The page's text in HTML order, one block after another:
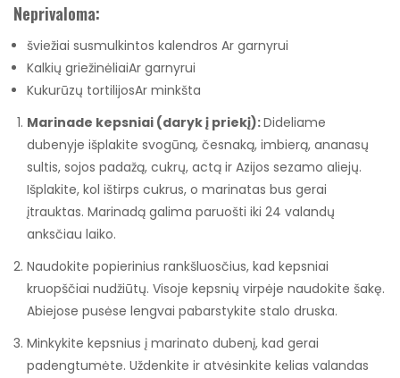
Neprivaloma:
šviežiai susmulkintos kalendros Ar garnyrui
Kalkių griežinėliaiAr garnyrui
Kukurūzų tortilijosAr minkšta
Marinade kepsniai (daryk į priekį):Dideliame
dubenyje išplakite svogūną, česnaką, imbierą, ananasų
sultis, sojos padažą, cukrų, actą ir Azijos sezamo aliejų.
Išplakite, kol ištirps cukrus, o marinatas bus gerai
įtrauktas. Marinadą galima paruošti iki 24 valandų
anksčiau laiko.
Naudokite popierinius rankšluosčius, kad kepsniai
kruopščiai nudžiūtų. Visoje kepsnių virpėje naudokite šakę.
Abiejose pusėse lengvai pabarstykite stalo druska.
Minkykite kepsnius į marinato dubenį, kad gerai
padengtumėte. Uždenkite ir atvėsinkite kelias valandas